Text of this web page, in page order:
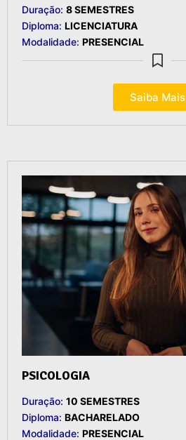
Duração: 8 SEMESTRES
Diploma: LICENCIATURA
Modalidade: PRESENCIAL
Saiba Mais
PSICOLOGIA
Duração: 10 SEMESTRES
Diploma: BACHARELADO
Modalidade: PRESENCIAL